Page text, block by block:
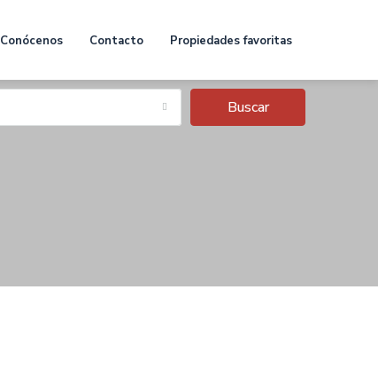
Conócenos Contacto Propiedades favoritas
Buscar